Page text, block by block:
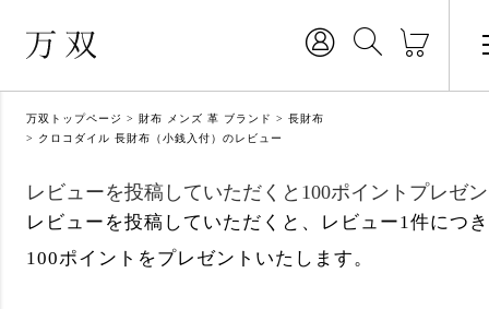
万双トップページ 財布 メンズ 革 ブランド
長財布
クロコダイル 長財布（小銭入付）のレビュー
レビューを投稿していただくと100ポイントプレゼ
レビューを投稿していただくと、レビュー1件につき
100ポイントをプレゼントいたします。